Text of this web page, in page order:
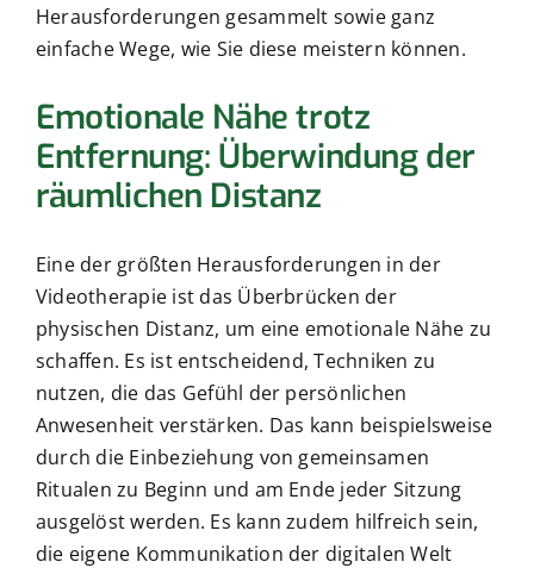
Herausforderungen gesammelt sowie ganz
einfache Wege, wie Sie diese meistern können.
Emotionale Nähe trotz
Entfernung: Überwindung der
räumlichen Distanz
Eine der größten Herausforderungen in der
Videotherapie ist das Überbrücken der
physischen Distanz, um eine emotionale Nähe zu
schaffen. Es ist entscheidend, Techniken zu
nutzen, die das Gefühl der persönlichen
Anwesenheit verstärken. Das kann beispielsweise
durch die Einbeziehung von gemeinsamen
Ritualen zu Beginn und am Ende jeder Sitzung
ausgelöst werden. Es kann zudem hilfreich sein,
die eigene Kommunikation der digitalen Welt